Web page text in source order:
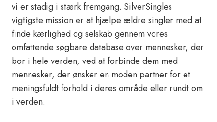
vi er stadig i stærk fremgang. SilverSingles
vigtigste mission er at hjælpe ældre singler med at
finde kærlighed og selskab gennem vores
omfattende søgbare database over mennesker, der
bor i hele verden, ved at forbinde dem med
mennesker, der ønsker en moden partner for et
meningsfuldt forhold i deres område eller rundt om
i verden.